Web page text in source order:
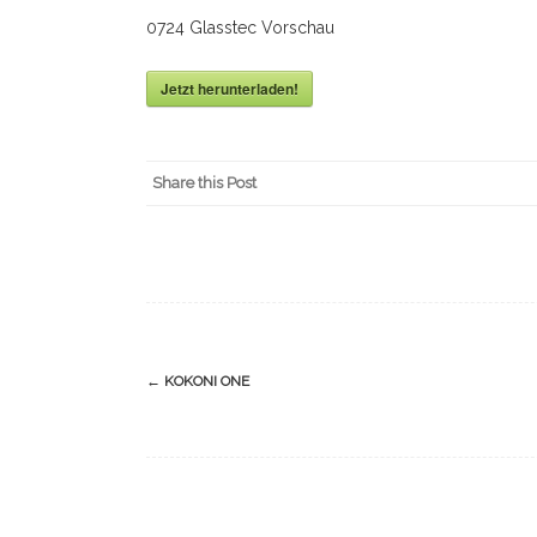
0724 Glasstec Vorschau
Jetzt herunterladen!
Share this Post
Navigation
← KOKONI ONE